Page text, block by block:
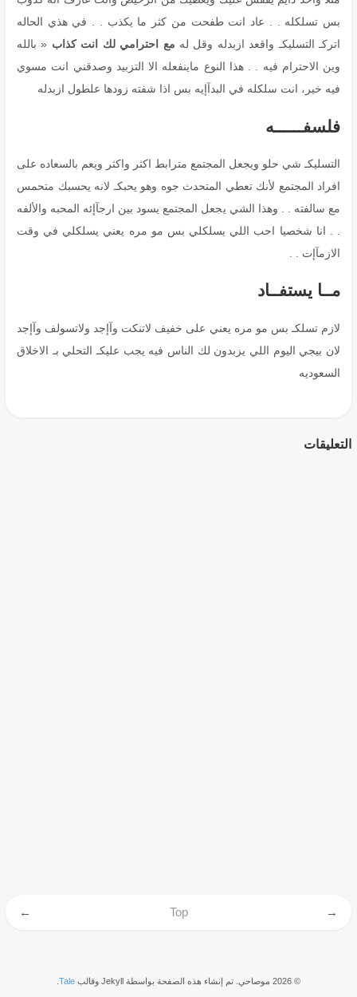
بس تسلكله . . عاد انت طفحت من كثر ما يكذب . . في هذي الحاله
اتركـ التسليكـ واقعد ازبدله وقل له مع احترامي لك انت كذاب « بالله
وين الاحترام فيه . . هذا النوع ماينفعله الا التزبيد وصدقني انت مسوي
فيه خير، انت سلكله في البدآإيه بس اذا شفته زودها علطول ازبدله
فلسفــــــه
التسليكـ شي حلو ويجعل المجتمع مترابط اكثر واكثر ويعم بالسعاده على
افراد المجتمع لأنك تعطي المتحدث جوه وهو يحبكـ لانه يحسبك متحمس
مع سالفته . . وهذا الشي يجعل المجتمع يسود بين ارجآإئه المحبه والألفه
. . انا شخصيا احب اللي يسلكلي بس مو مره يعني يسلكلي في وقت
الازمآإت . .
مــا يستفــاد
لازم تسلكـ بس مو مره يعني على خفيف لاتنكت وآإجد ولاتسولف وآإجد
لان بيجي اليوم اللي يزبدون لك الناس فيه يجب عليكـ التحلي بـ الاخلاق
السعوديه
التعليقات
← Top →
©
2026 موصاحي. تم إنشاء هذه الصفحة بواسطة Jekyll وقالب Tale